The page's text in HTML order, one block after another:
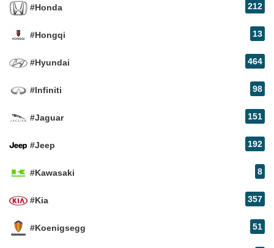
#Honda 212
#Hongqi 13
#Hyundai 464
#Infiniti 98
#Jaguar 151
#Jeep 192
#Kawasaki 8
#Kia 357
#Koenigsegg 51